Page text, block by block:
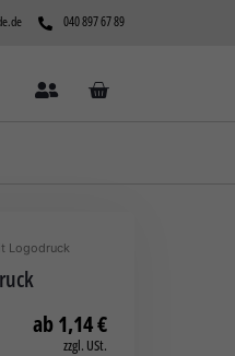
040 897 67 89
Logodruck
1,14€
zzgl. USt.